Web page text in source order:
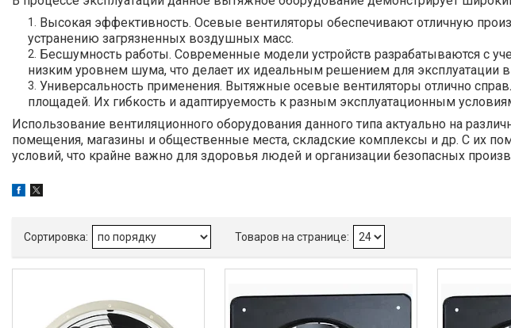
Высокая эффективность. Осевые вентиляторы обеспечивают отличную
устранению загрязненных воздушных масс.
Бесшумность работы. Современные модели устройств разрабатываются с
низким уровнем шума, что делает их идеальным решением для эксплуатации
Универсальность применения. Вытяжные осевые вентиляторы отлично
площадей. Их гибкость и адаптируемость к разным эксплуатационным
Использование вентиляционного оборудования данного типа актуально на
помещения, магазины и общественные места, складские комплексы и др. С их
условий, что крайне важно для здоровья людей и организации безопасных